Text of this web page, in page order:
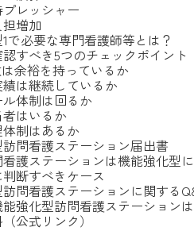
レッシャー
増加
で必要な専門看護師等とは？
すべき5つのチェックポイント
余裕を持っているか
は継続しているか
体制は回るか
はいるか
制はあるか
問看護ステーション届出書
看護ステーションは機能強化型
断すべきケース
問看護ステーションに関する
能強化型訪問看護ステーション
公式リンク）